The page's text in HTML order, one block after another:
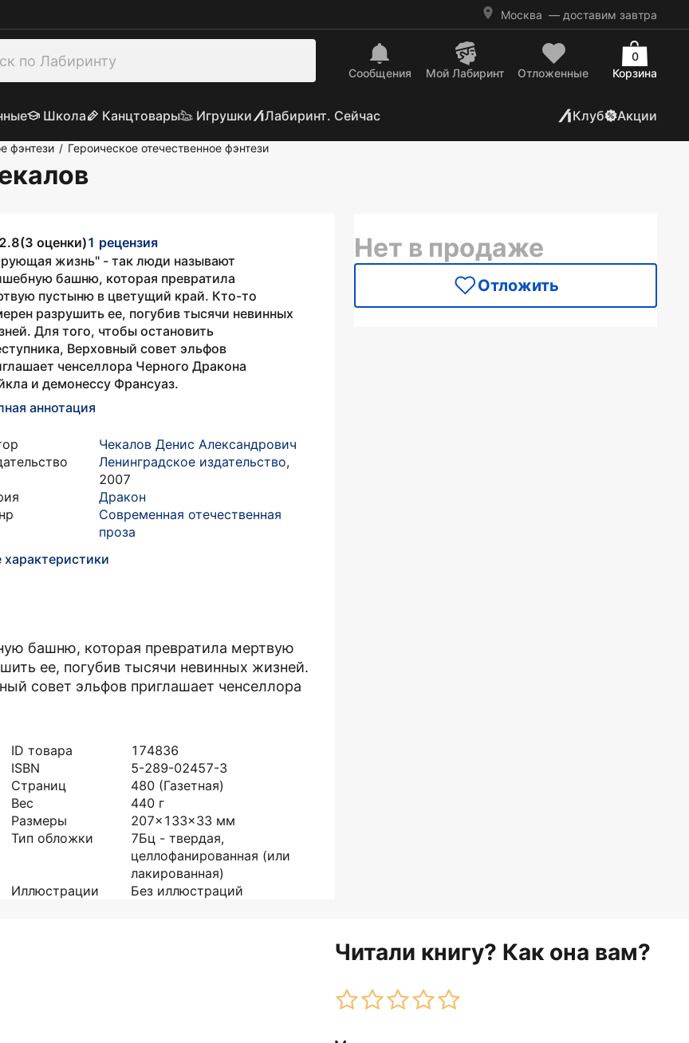
Москва — доставим завтра
Сообщения Mой Лабиринт Отложенные Корзина
0
Школа Канцтовары Игрушки Лабиринт. Сейчас Клуб Акции
фэнтези / Героическое отечественное фэнтези
2.8(3 оценки)1 рецензия
жизнь" - так люди называют
башню, которая превратила
пустыню в цветущий край. Кто-то
разрушить ее, погубив тысячи невинных
Для того, чтобы остановить
Верховный совет эльфов
ченселлора Черного Дракона
и демонессу Франсуаз.
аннотация
Чекалов Денис Александрович
Ленинградское издательство,
2007
Дракон
Современная отечественная
проза
характеристики
башню, которая превратила мертвую
ее, погубив тысячи невинных жизней.
совет эльфов приглашает ченселлора
ID товара
174836
ISBN
5-289-02457-3
Страниц
480 (Газетная)
Вес
440 г
Размеры
207x133x33 мм
Тип обложки
7Бц - твердая,
целлофанированная (или
лакированная)
Иллюстрации
Без иллюстраций
Нет в продаже
Отложить
Читали книгу? Как она вам?